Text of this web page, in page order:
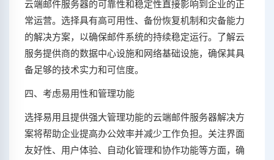
云端邮件服务器的可靠性和稳定性直接影响到企业的正
常运营。选择具有高可用性、备份恢复机制和灾备能力
的解决方案，以确保邮件系统的持续稳定运行。了解云
服务提供商的数据中心设施和网络基础设施，确保其具
备足够的技术实力和可信度。
四、考虑易用性和管理功能
选择易用且提供强大管理功能的云端邮件服务器解决方
案将帮助企业提高办公效率并减少工作负担。关注界面
友好性、用户体验、自动化管理和协作功能等方面，确